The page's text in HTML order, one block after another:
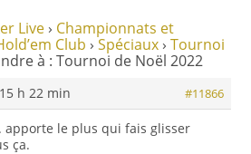
Live › Championnats et
Club › Spéciaux › Tournoi
à : Tournoi de Noël 2022
h 22 min #11866
apporte le plus qui fais glisser
ça.